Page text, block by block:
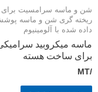
و ماسه سرامسیت برای
گری شن و ماسه پوشش
شده با آلومینیوم
میکروبید سرامیکی
ساخت هسته